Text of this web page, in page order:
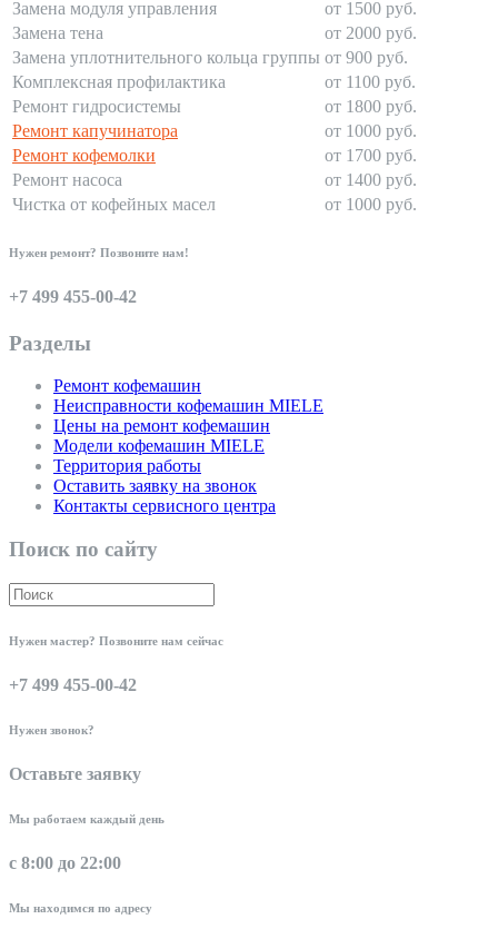
Замена модуля управления
от 1500 руб.
Замена тена
от 2000 руб.
Замена уплотнительного кольца группы от 900 руб.
Комплексная профилактика
от 1100 руб.
Ремонт гидросистемы
от 1800 руб.
Ремонт капучинатора
от 1000 руб.
Ремонт кофемолки
от 1700 руб.
Ремонт насоса
от 1400 руб.
Чистка от кофейных масел
от 1000 руб.
Нужен ремонт? Позвоните нам!
+7 499 455-00-42
Разделы
Ремонт кофемашин
Неисправности кофемашин MIELE
Цены на ремонт кофемашин
Модели кофемашин MIELE
Территория работы
Оставить заявку на звонок
Контакты сервисного центра
Поиск по сайту
Нужен мастер? Позвоните нам сейчас
+7 499 455-00-42
Нужен звонок?
Оставьте заявку
Мы работаем каждый день
с 8:00 до 22:00
Мы находимся по адресу